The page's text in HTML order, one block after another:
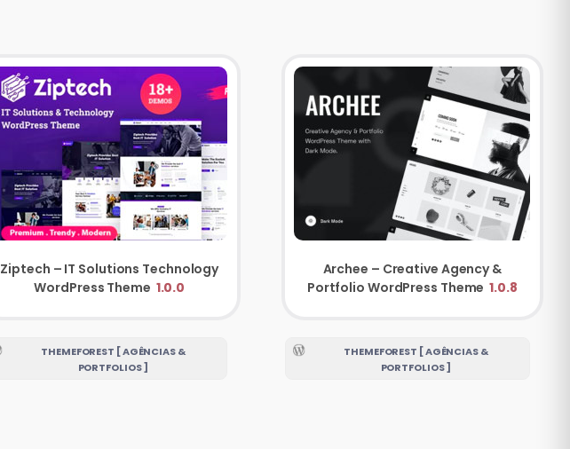
Ziptech – IT Solutions Technology
WordPress Theme 1.0.0
THEMEFOREST [ AGÊNCIAS &
PORTFOLIOS ]
Archee – Creative Agency &
Portfolio WordPress Theme 1.0.8
THEMEFOREST [ AGÊNCIAS &
PORTFOLIOS ]